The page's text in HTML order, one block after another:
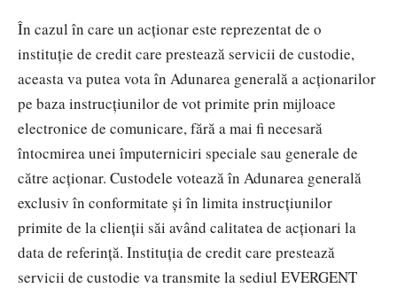
În cazul în care un acționar este reprezentat de o
instituție de credit care prestează servicii de custodie,
aceasta va putea vota în Adunarea generală a acționarilor
pe baza instrucțiunilor de vot primite prin mijloace
electronice de comunicare, fără a mai fi necesară
întocmirea unei împuterniciri speciale sau generale de
către acționar. Custodele votează în Adunarea generală
exclusiv în conformitate și în limita instrucțiunilor
primite de la clienții săi având calitatea de acționari la
data de referință. Instituția de credit care prestează
servicii de custodie va transmite la sediul EVERGENT